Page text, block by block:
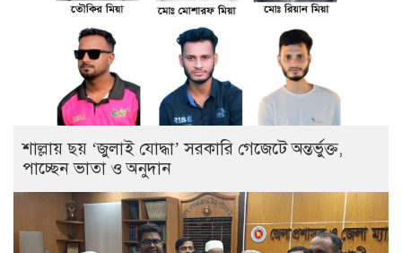
শাল্লায় ছয় ‘জুলাই যোদ্ধা’ সরকারি গেজেটে অন্তর্ভুক্ত,
পাচ্ছেন ভাতা ও অনুদান